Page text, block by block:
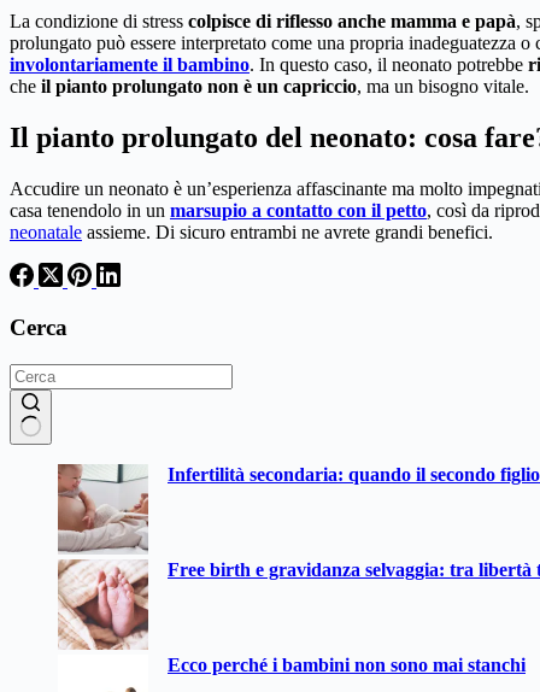
La condizione di stress colpisce di riflesso anche mamma e papà,
prolungato può essere interpretato come una propria inadeguatezza
involontariamente il bambino. In questo caso, il neonato potrebbe
che il pianto prolungato non è un capriccio, ma un bisogno vitale.
Il pianto prolungato del neonato: cosa
Accudire un neonato è un’esperienza affascinante ma molto
casa tenendolo in un marsupio a contatto con il petto, così da
neonatale assieme. Di sicuro entrambi ne avrete grandi benefici.
Cerca
risultato
Infertilità secondaria: quando il secondo
Free birth e gravidanza selvaggia: tra libertà
Ecco perché i bambini non sono mai stanchi